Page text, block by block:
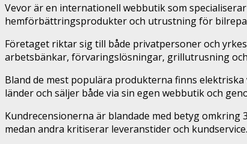
Vevor är en internationell webbutik som
hemförbättringsprodukter och utrustning för
Företaget riktar sig till både privatpersoner och
arbetsbänkar, förvaringslösningar, grillutrusning
Bland de mest populära produkterna finns
länder och säljer både via sin egen webbutik och
Kundrecensionerna är blandade med betyg
medan andra kritiserar leveranstider och kundservice.